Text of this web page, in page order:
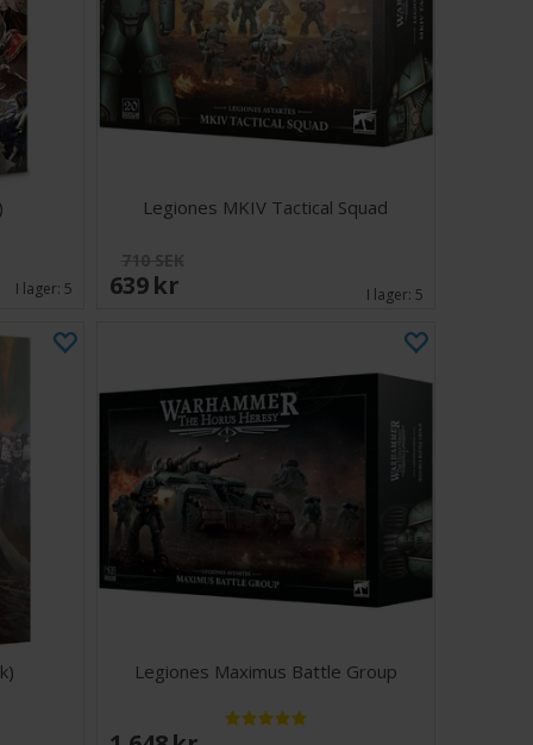
I lager: 5
Legiones MKIV Tactical Squad
710 SEK
639 SEK I lager: 5
Legiones Maximus Battle Group